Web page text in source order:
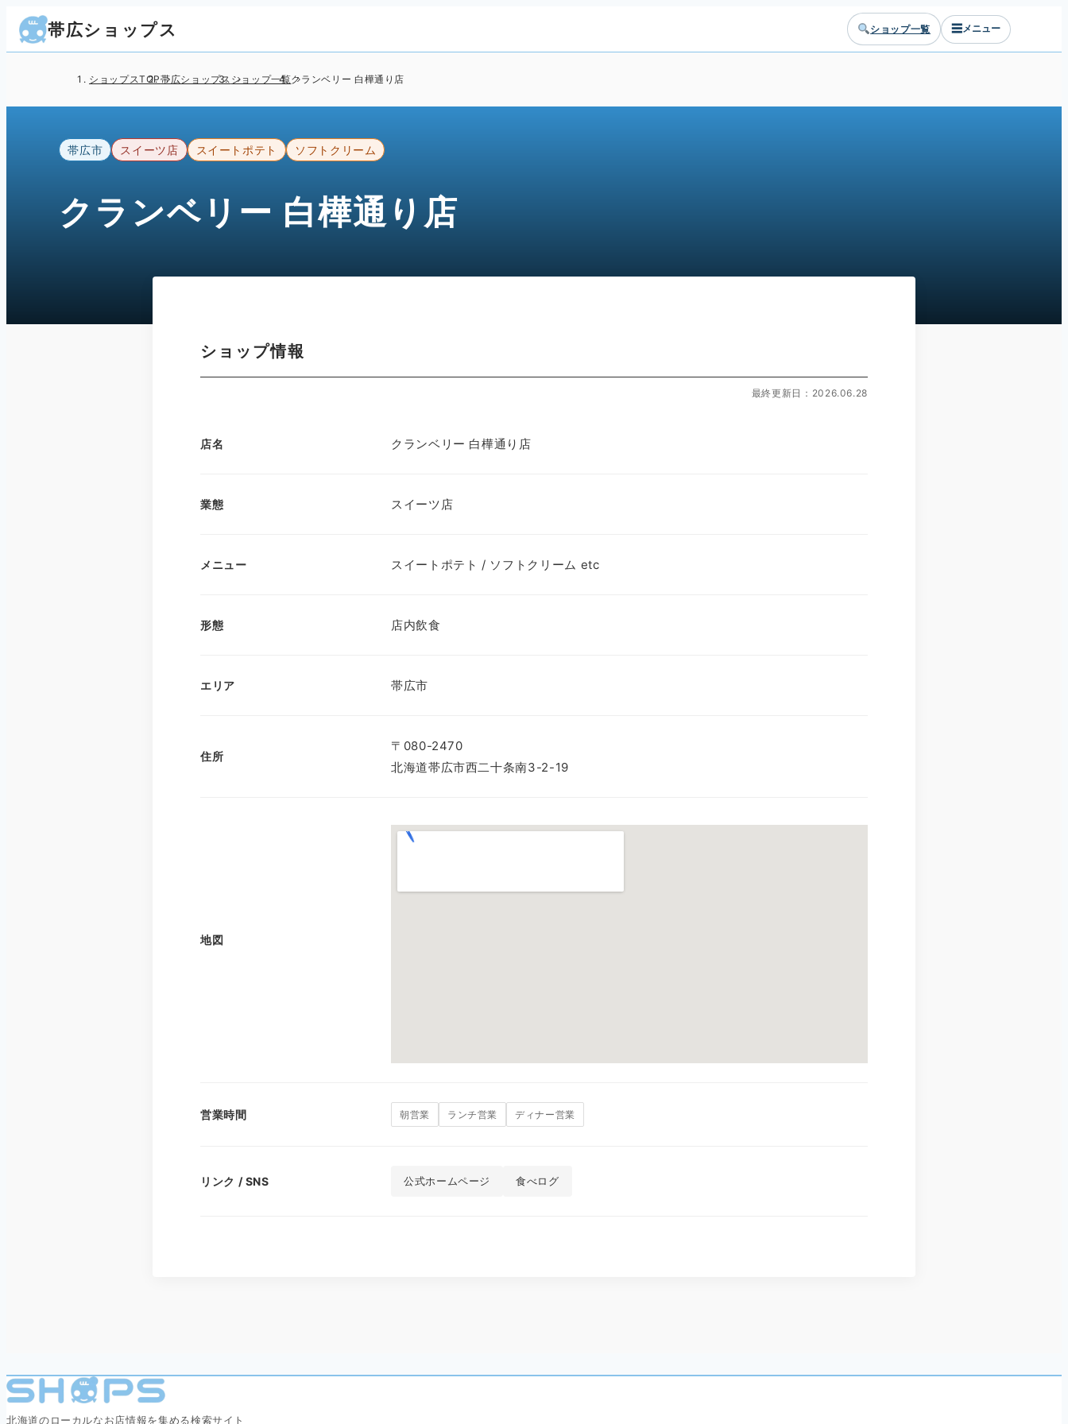
帯広ショップス ショップ一覧 ☰メニュー
ショップスTOP帯広ショップス ショップ一覧クランベリー 白樺通り店
帯広市 スイーツ店 スイートポテト ソフトクリーム
クランベリー 白樺通り店
ショップ情報
最終更新日：2026.06.28
店名 クランベリー 白樺通り店
業態 スイーツ店
メニュー スイートポテト / ソフトクリーム etc
形態 店内飲食
エリア 帯広市
住所
〒080-2470
北海道帯広市西二十条南3-2-19
地図
営業時間 朝営業 ランチ営業 ディナー営業
リンク / SNS 公式ホームページ 食べログ
北海道のローカルなお店情報を集める検索サイト